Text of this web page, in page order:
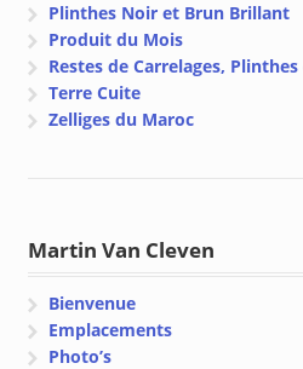
Plinthes Noir et Brun Brillant
Produit du Mois
Restes de Carrelages,
Terre Cuite
Zelliges du Maroc
Martin Van Cleven
Bienvenue
Emplacements
Photo’s